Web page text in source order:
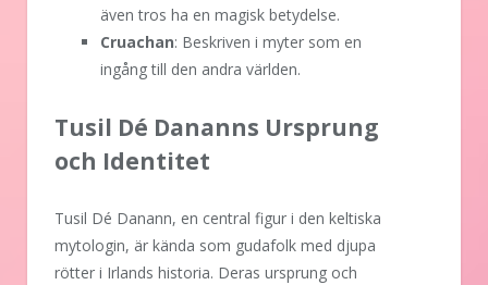
även tros ha en magisk betydelse.
Cruachan: Beskriven i myter som en
ingång till den andra världen.
Tusil Dé Dananns Ursprung
och Identitet
Tusil Dé Danann, en central figur i den keltiska
mytologin, är kända som gudafolk med djupa
rötter i Irlands historia. Deras ursprung och